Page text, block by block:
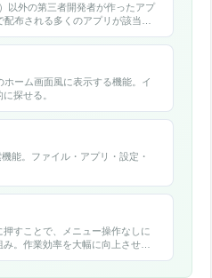
以外の第三者開発者が作ったアプ
布される多くのアプリが該当す
ーム画面風に表示する機能。イ
探せる。
能。ファイル・アプリ・設定・
すことで、メニュー操作なしに
。作業効率を大幅に向上させ